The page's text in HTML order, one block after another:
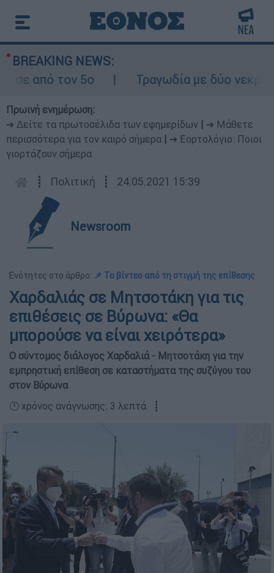
BREAKING NEWS:
από τον 5ο
Τραγωδία με δύο νεκρούς
Πρωινή ενημέρωση:
➔ Δείτε τα πρωτοσέλιδα των εφημερίδων
➔ Μάθετε
περισσότερα για τον καιρό σήμερα
➔ Εορτολόγιο: Ποιοι
γιορτάζουν σήμερα
┋ Πολιτική ┋ 24.05.2021 15:39
Newsroom
Ενότητες στο άρθρο: 📌 Το βίντεο από τη στιγμή της επίθεσης
Χαρδαλιάς σε Μητσοτάκη για τις
επιθέσεις σε Βύρωνα: «Θα
μπορούσε να είναι χειρότερα»
Ο σύντομος διάλογος Χαρδαλιά - Μητσοτάκη για την
εμπρηστική επίθεση σε καταστήματα της συζύγου του
στον Βύρωνα
🕛 χρόνος ανάγνωσης: 3 λεπτά ┋